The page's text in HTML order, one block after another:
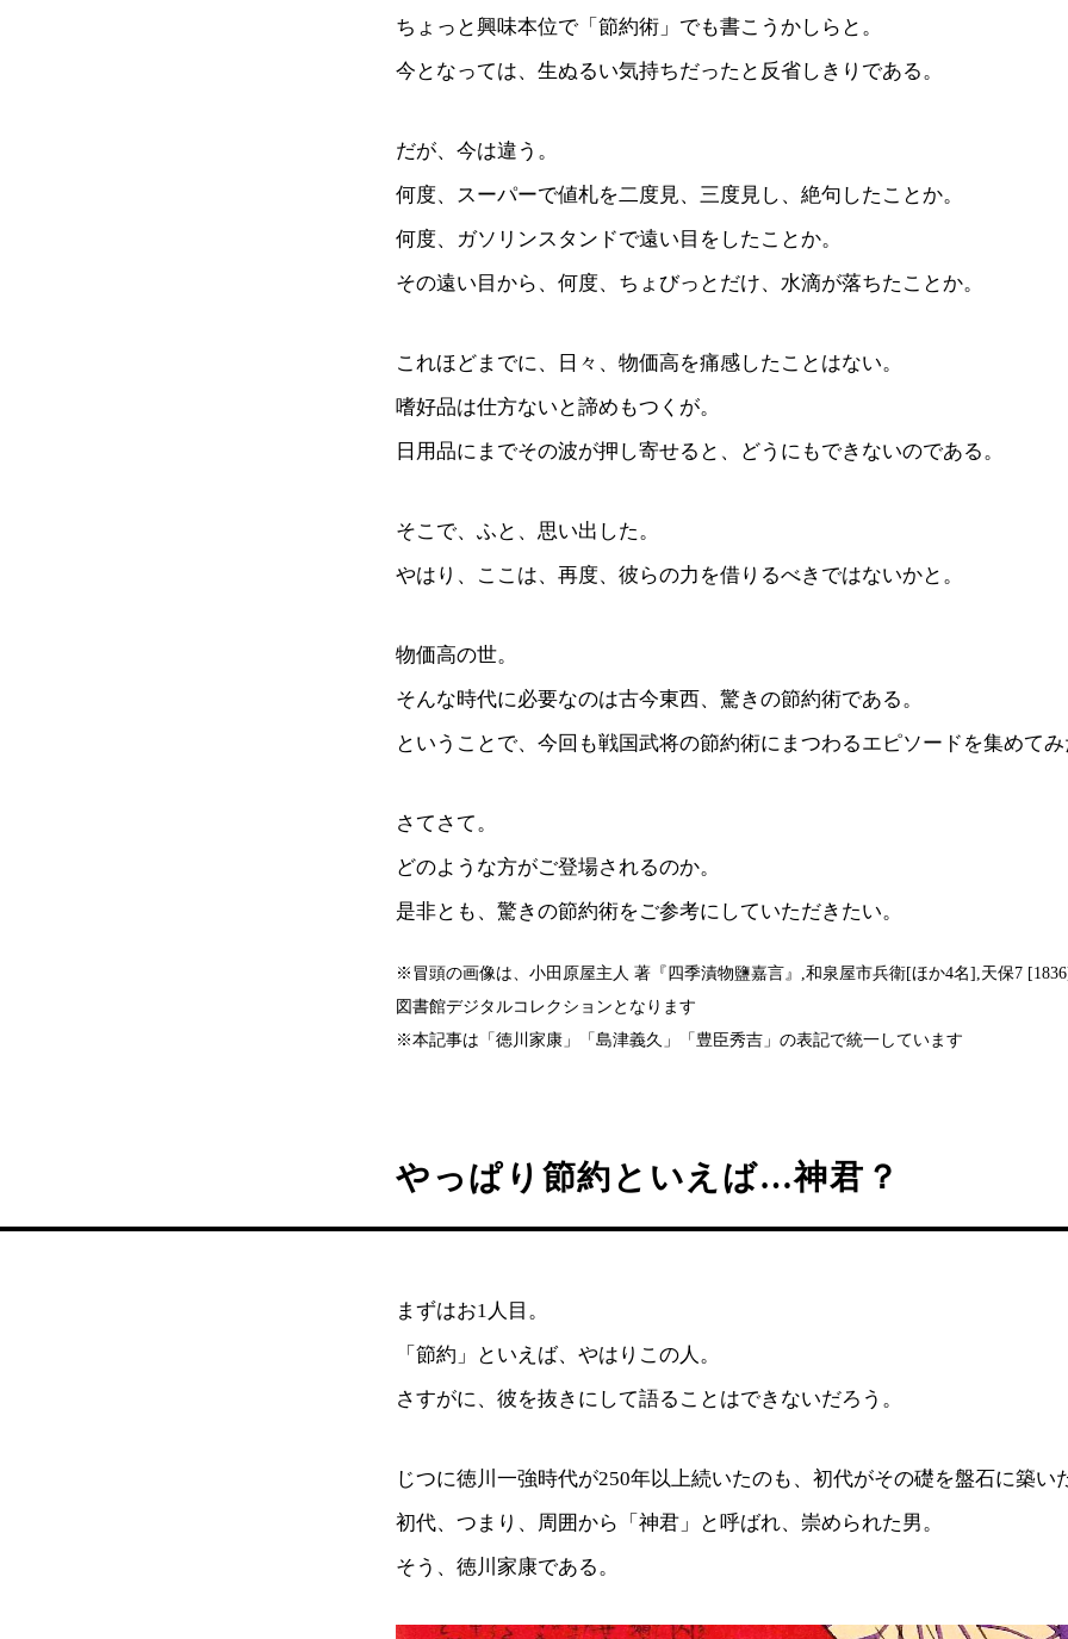
ちょっと興味本位で「節約術」でも書こうかしらと。
今となっては、生ぬるい気持ちだったと反省しきりである。
だが、今は違う。
何度、スーパーで値札を二度見、三度見し、絶句したことか。
何度、ガソリンスタンドで遠い目をしたことか。
その遠い目から、何度、ちょびっとだけ、水滴が落ちたことか。
これほどまでに、日々、物価高を痛感したことはない。
嗜好品は仕方ないと諦めもつくが。
日用品にまでその波が押し寄せると、どうにもできないのである。
そこで、ふと、思い出した。
やはり、ここは、再度、彼らの力を借りるべきではないかと。
物価高の世。
そんな時代に必要なのは古今東西、驚きの節約術である。
ということで、今回も戦国武将の節約術にまつわるエピソードを集めて
さてさて。
どのような方がご登場されるのか。
是非とも、驚きの節約術をご参考にしていただきたい。
※冒頭の画像は、小田原屋主人 著『四季漬物鹽嘉言』,和泉屋市兵衛[ほか4名],天保7
図書館デジタルコレクションとなります
※本記事は「徳川家康」「島津義久」「豊臣秀吉」の表記で統一しています
やっぱり節約といえば…神君？
まずはお1人目。
「節約」といえば、やはりこの人。
さすがに、彼を抜きにして語ることはできないだろう。
じつに徳川一強時代が250年以上続いたのも、初代がその礎を盤石に築い
初代、つまり、周囲から「神君」と呼ばれ、崇められた男。
そう、徳川家康である。